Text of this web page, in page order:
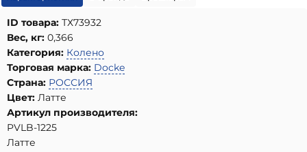
ID товара: ТХ73932
Вес, кг: 0,366
Категория: Колено
Торговая марка: Docke
Страна: РОССИЯ
Цвет: Латте
Артикул производителя:
PVLB-1225
Латте